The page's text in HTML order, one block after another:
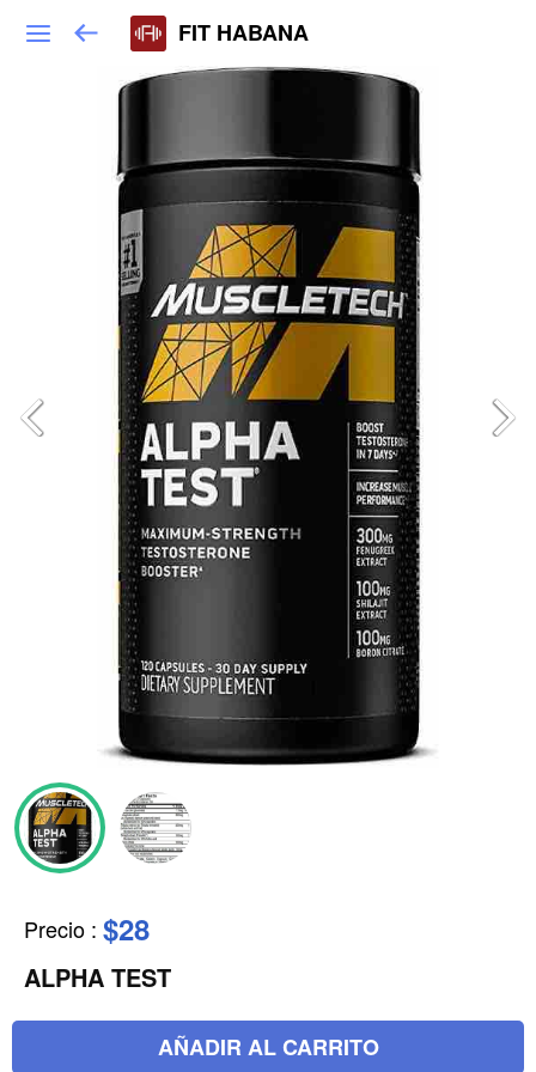
FIT HABANA
Precio : $28
ALPHA TEST
AÑADIR AL CARRITO